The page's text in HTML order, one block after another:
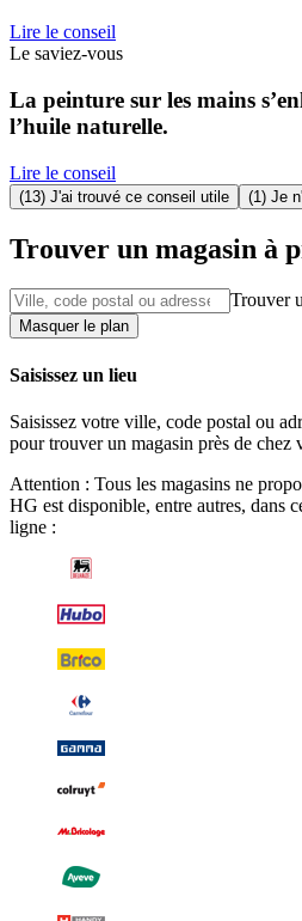
Lire le conseil
Le saviez-vous
La peinture sur les mains
l’huile naturelle.
Lire le conseil
(13) J'ai trouvé ce conseil utile (1) Je
Trouver un magasin à
Trouver
Masquer le plan
Saisissez un lieu
Saisissez votre ville, code postal ou
pour trouver un magasin près de chez
Attention : Tous les magasins ne
HG est disponible, entre autres, dans
ligne :